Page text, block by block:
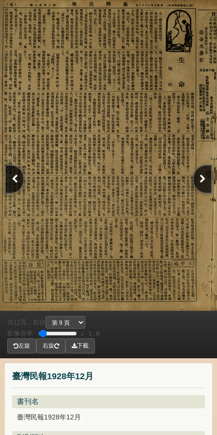
臺灣民報1928年12月
書刊名
臺灣民報1928年12月
共 12頁， 前往
影像倍率
x 1.0
左旋 右旋 下載